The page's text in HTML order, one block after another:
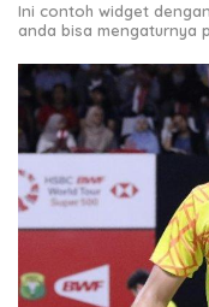
Ini contoh widget
anda bisa mengaturnya